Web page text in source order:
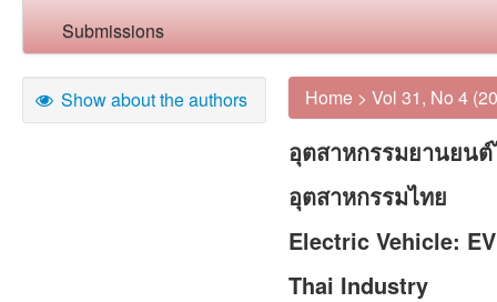
Submissions
Show about the authors Home > Vol 31, No 4
อุตสาหกรรมยานยน
อุตสาหกรรมไทย
Electric Vehicle:
Thai Industry